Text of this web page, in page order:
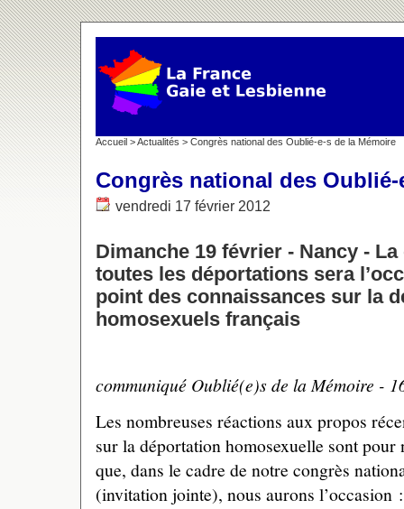
Accueil >Actualités > Congrès national des Oublié-e-s de la Mémoire
Congrès national des Oublié-
vendredi 17 février 2012
Dimanche 19 février - Nancy -
toutes les déportations sera
point des connaissances sur la
homosexuels français
communiqué Oublié(e)s de la Mémoire -
Les nombreuses réactions aux propos
sur la déportation homosexuelle sont pour
que, dans le cadre de notre congrès
(invitation jointe), nous aurons l’occasion :